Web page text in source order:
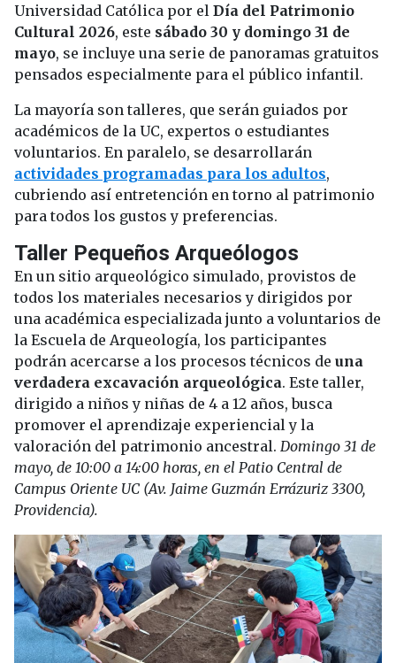
Universidad Católica por el Día del Patrimonio
Cultural 2026, este sábado 30 y domingo 31 de
mayo, se incluye una serie de panoramas gratuitos
pensados especialmente para el público infantil.
La mayoría son talleres, que serán guiados por
académicos de la UC, expertos o estudiantes
voluntarios. En paralelo, se desarrollarán
actividades programadas para los adultos,
cubriendo así entretención en torno al patrimonio
para todos los gustos y preferencias.
Taller Pequeños Arqueólogos
En un sitio arqueológico simulado, provistos de
todos los materiales necesarios y dirigidos por
una académica especializada junto a voluntarios de
la Escuela de Arqueología, los participantes
podrán acercarse a los procesos técnicos de una
verdadera excavación arqueológica. Este taller,
dirigido a niños y niñas de 4 a 12 años, busca
promover el aprendizaje experiencial y la
valoración del patrimonio ancestral. Domingo 31 de
mayo, de 10:00 a 14:00 horas, en el Patio Central de
Campus Oriente UC (Av. Jaime Guzmán Errázuriz 3300,
Providencia).